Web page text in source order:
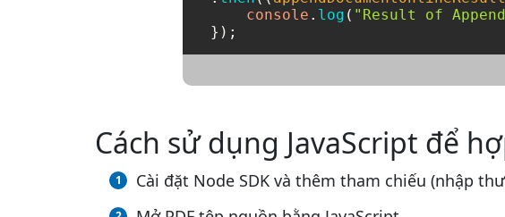
console . log ( "Result of
Cách sử dụng JavaScript để
Cài đặt Node SDK và thêm tham chiếu (nhập